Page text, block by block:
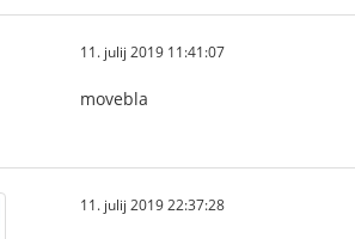
11. julij 2019 11:41:07
movebla
11. julij 2019 22:37:28